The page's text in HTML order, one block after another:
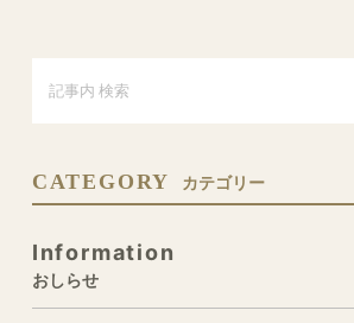
CATEGORY カテゴリー
Information
おしらせ